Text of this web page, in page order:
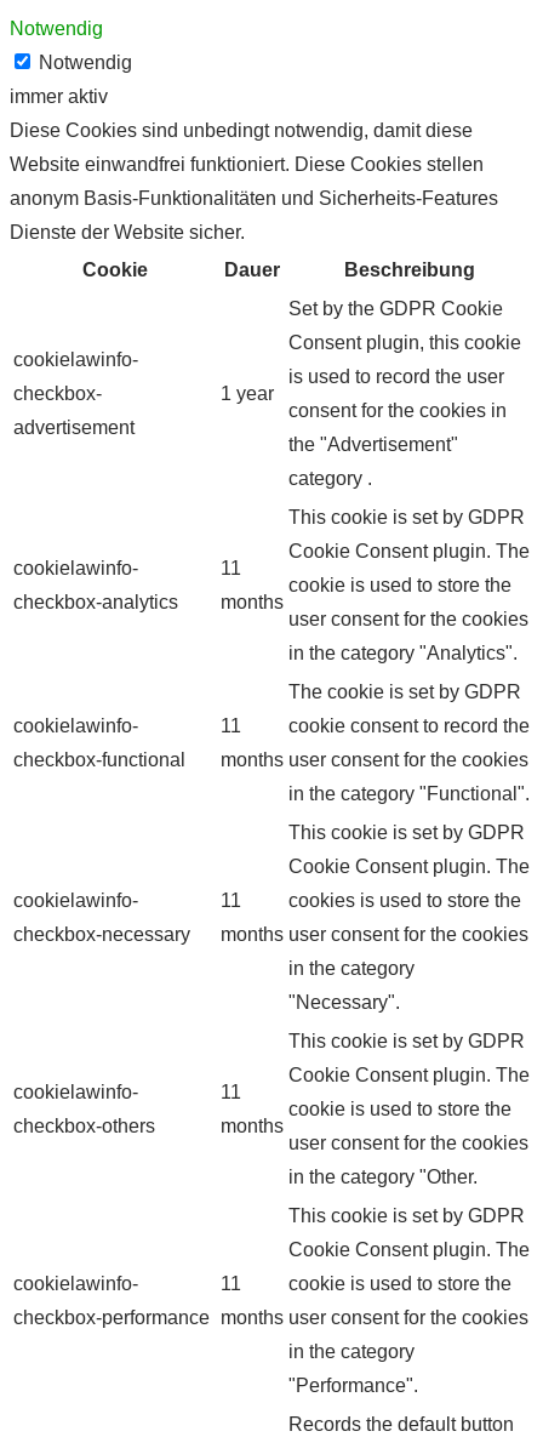
Notwendig
Notwendig
immer aktiv
Diese Cookies sind unbedingt notwendig, damit diese
Website einwandfrei funktioniert. Diese Cookies stellen
anonym Basis-Funktionalitäten und Sicherheits-Features
Dienste der Website sicher.
Cookie
Dauer Beschreibung
cookielawinfo-
checkbox-
advertisement
1 year
Set by the GDPR Cookie
Consent plugin, this cookie
is used to record the user
consent for the cookies in
the "Advertisement"
category .
cookielawinfo-
checkbox-analytics
11
months
This cookie is set by GDPR
Cookie Consent plugin. The
cookie is used to store the
user consent for the cookies
in the category "Analytics".
cookielawinfo-
checkbox-functional
11
months
The cookie is set by GDPR
cookie consent to record the
user consent for the cookies
in the category "Functional".
cookielawinfo-
checkbox-necessary
11
months
This cookie is set by GDPR
Cookie Consent plugin. The
cookies is used to store the
user consent for the cookies
in the category
"Necessary".
cookielawinfo-
checkbox-others
11
months
This cookie is set by GDPR
Cookie Consent plugin. The
cookie is used to store the
user consent for the cookies
in the category "Other.
cookielawinfo-
checkbox-performance
11
months
This cookie is set by GDPR
Cookie Consent plugin. The
cookie is used to store the
user consent for the cookies
in the category
"Performance".
Records the default button